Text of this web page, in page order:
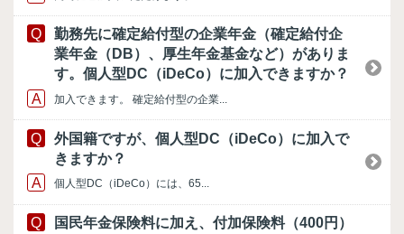
勤務先に確定給付型の企業年金（確定給付企
業年金（DB）、厚生年金基金など）がありま
す。個人型DC（iDeCo）に加入できますか？
加入できます。 確定給付型の企業...
外国籍ですが、個人型DC（iDeCo）に加入で
きますか？
個人型DC（iDeCo）には、65...
国民年金保険料に加え、付加保険料（400円）